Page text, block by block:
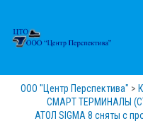
ООО "Центр Перспектива" >
СМАРТ ТЕРМИНАЛЫ
АТОЛ SIGMA 8 сняты с